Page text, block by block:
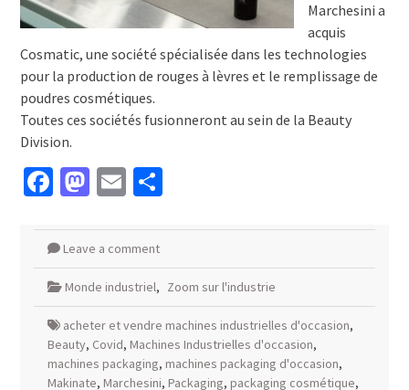
Marchesini a
acquis
Cosmatic, une société spécialisée dans les technologies
pour la production de rouges à lèvres et le remplissage de
poudres cosmétiques.
Toutes ces sociétés fusionneront au sein de la Beauty
Division.
Facebook
Mastodon
EmailPartager
Leave a comment
Monde industriel, Zoom sur l'industrie
acheter et vendre machines industrielles d'occasion,
Beauty, Covid, Machines Industrielles d'occasion,
machines packaging, machines packaging d'occasion,
Makinate, Marchesini, Packaging, packaging cosmétique,